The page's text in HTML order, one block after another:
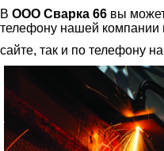
В ООО Сварка 66 вы
телефону нашей
сайте, так и по телефону